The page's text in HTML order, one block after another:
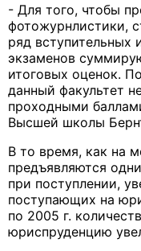
- Для того, чтобы
фотожурнлистики,
ряд вступительных
экзаменов
итоговых оценок.
данный факультет
проходными
Высшей школы
В то время, как на
предъявляются
при поступлении,
поступающих на
по 2005 г.
юриспруденцию